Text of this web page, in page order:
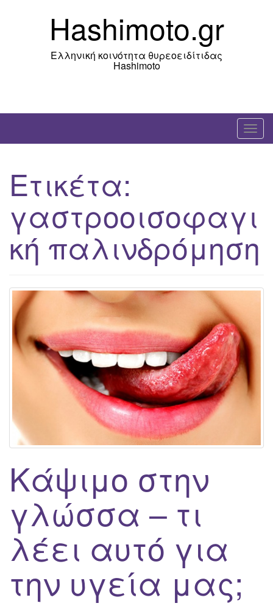
Hashimoto.gr
Ελληνική κοινότητα θυρεοειδίτιδας
Hashimoto
T
o
n
o
Ετικέτα:
γαστροοισοφαγι
κή παλινδρόμηση
Κάψιμο στην
γλώσσα – τι
λέει αυτό για
την υγεία μας;